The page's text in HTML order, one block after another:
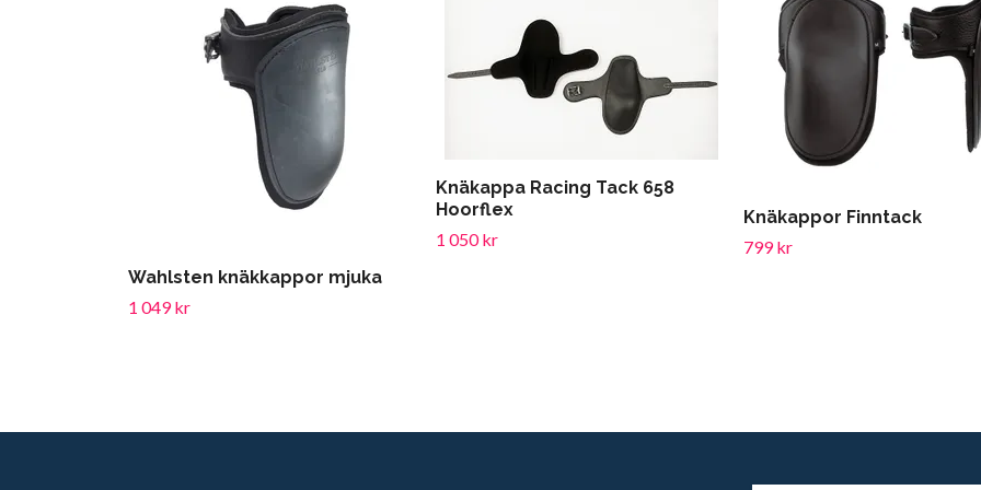
Wahlsten knäkkappor mjuka
1 049 kr
Knäkappa Racing Tack 658
Hoorflex
1 050 kr
Knäkappor Finntack
799 kr